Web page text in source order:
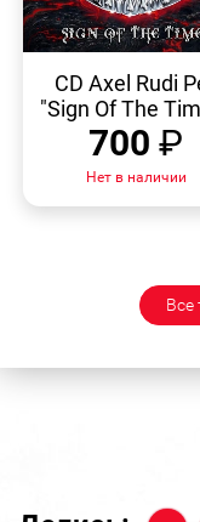
ПРОСМОТР
CD Axel Rudi
"Sign Of The
700 ₽
Нет в наличии
Все